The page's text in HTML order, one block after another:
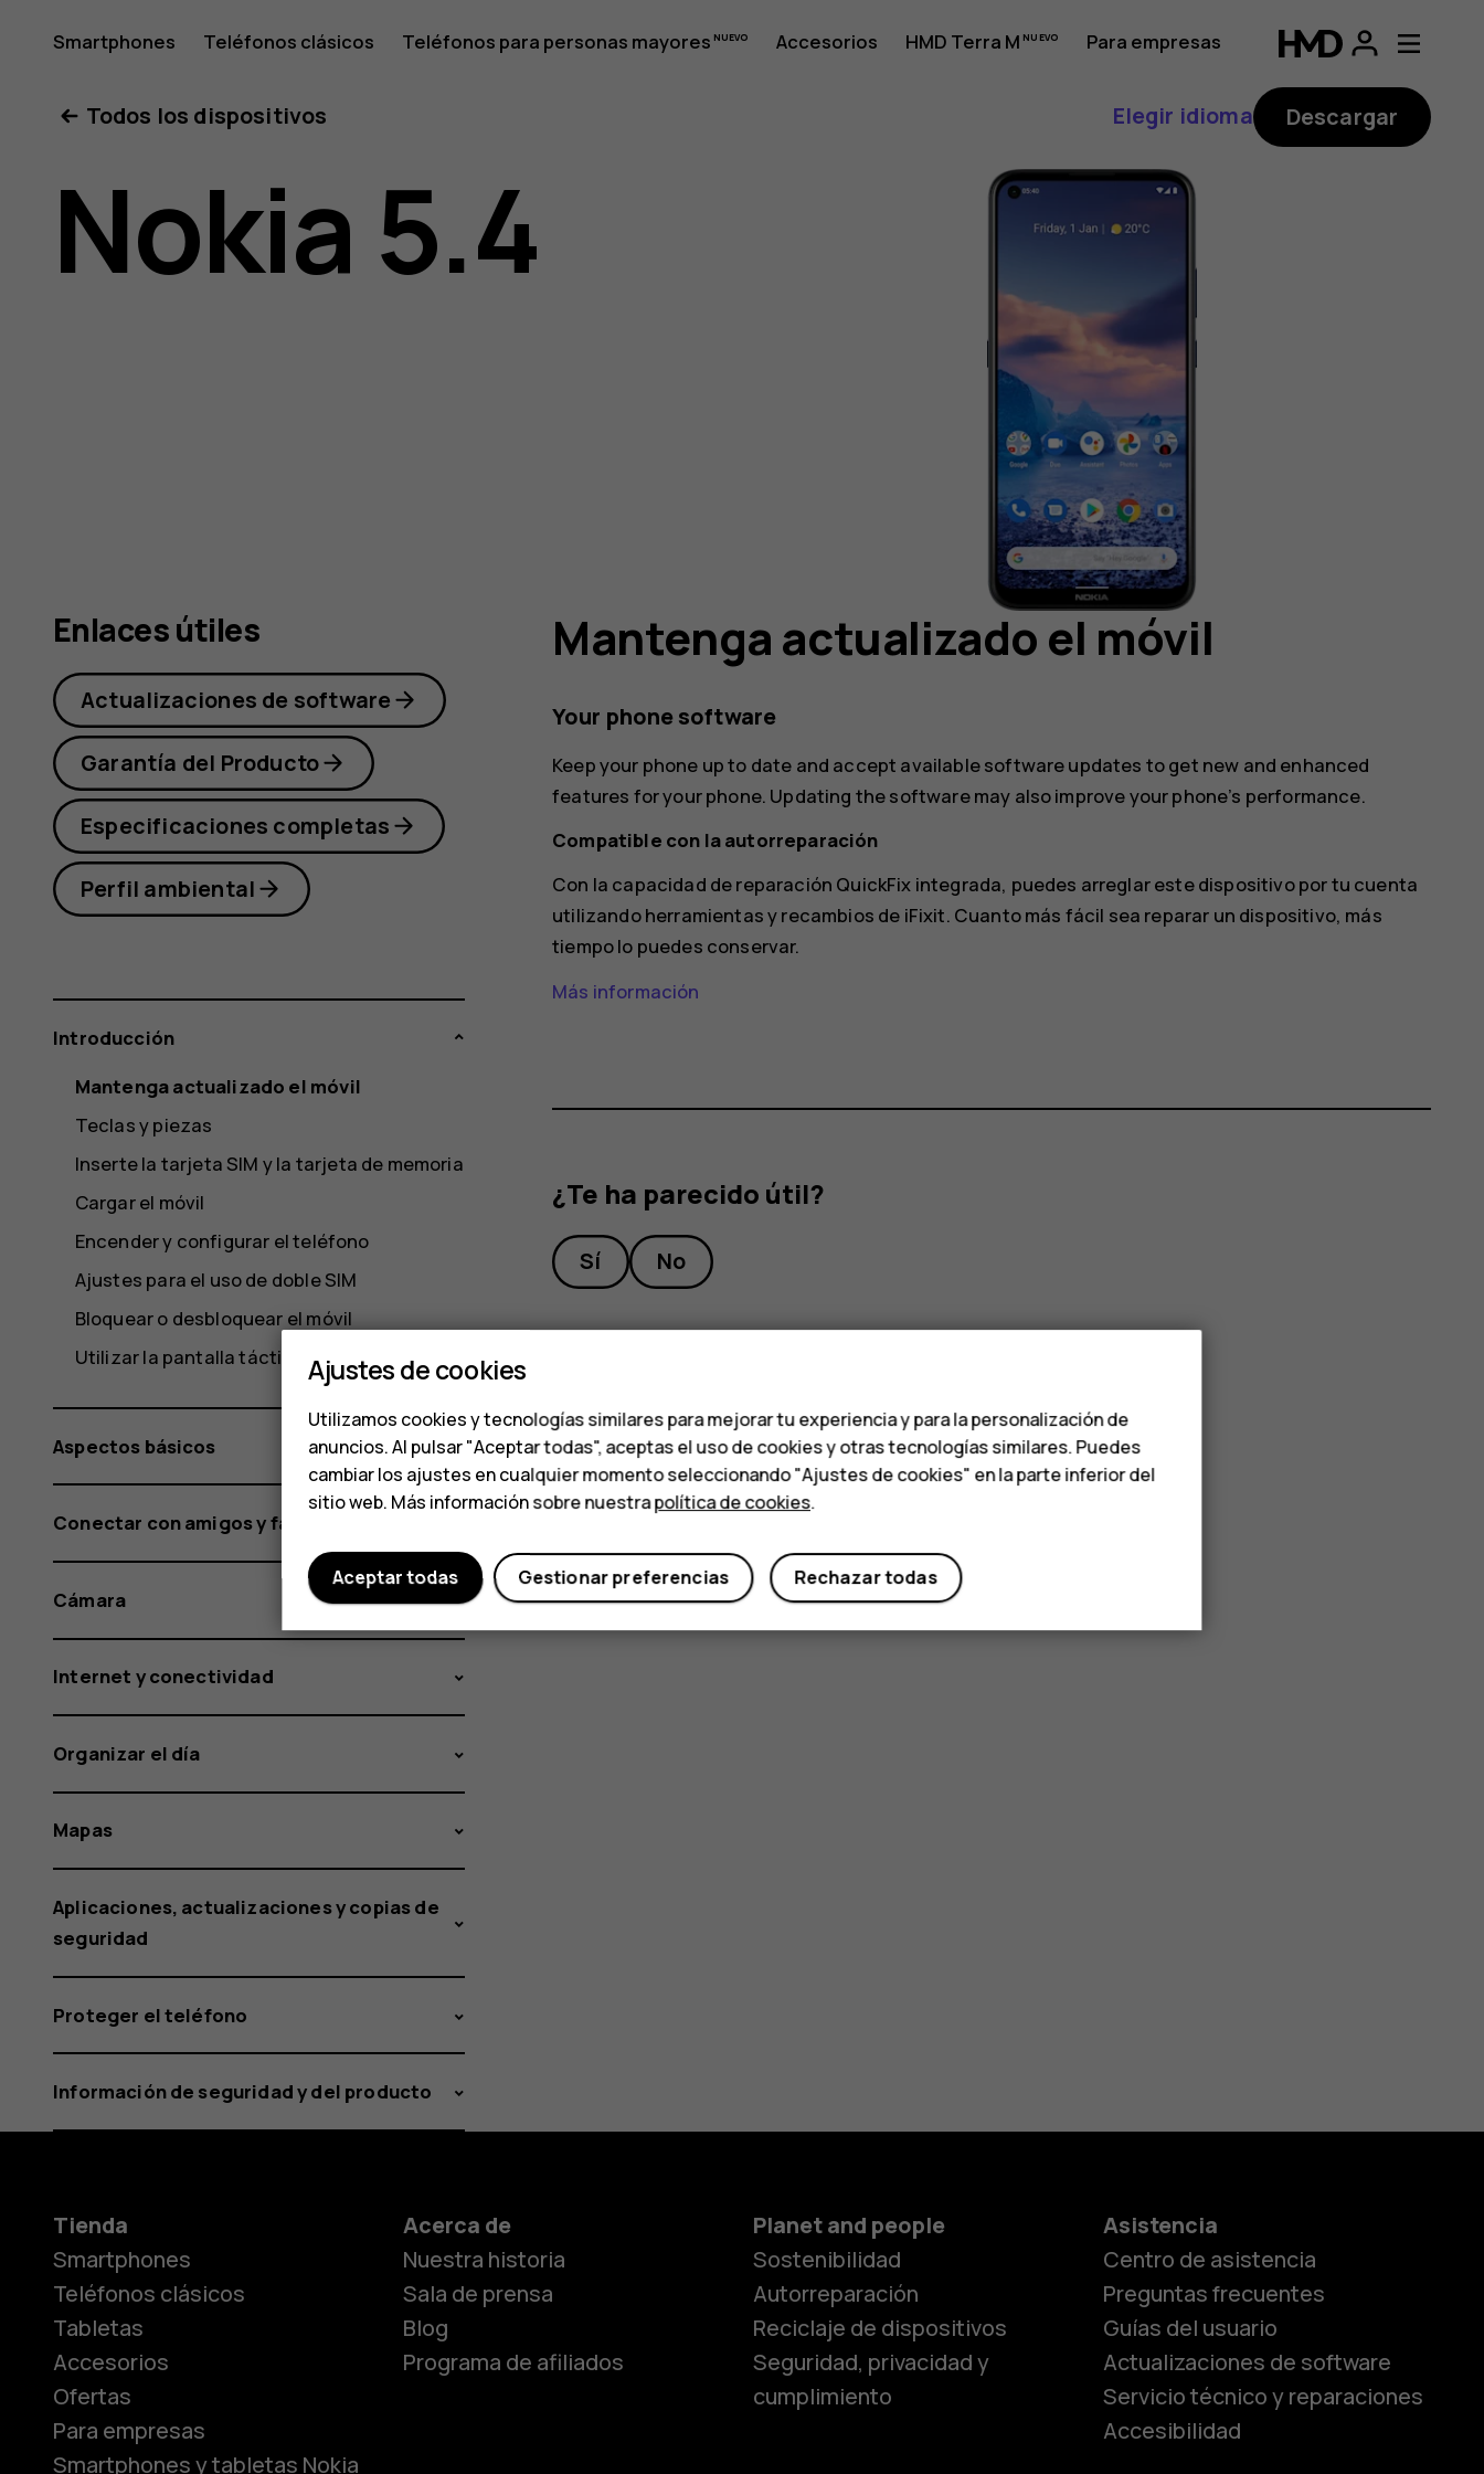
Guía
del
usuario
5.4
Smartphones Teléfonos clásicos Teléfonos para personas mayores Accesorios HMD Terra M
Para empresas
Smartphones
Teléfonos clásicos
Teléfonos para
Todos los dispositivos
Elegir idioma Descargar
Nokia 5.4
Mantenga actualizado el móvil
Your phone software
Keep your phone up to date and accept available software updates to get new and enhanced
features for your phone. Updating the software may also improve your phone’s performance.
Compatible con la autorreparación
Con la capacidad de reparación QuickFix integrada, puedes arreglar este dispositivo por tu cuenta
utilizando herramientas y recambios de iFixit. Cuanto más fácil sea reparar un dispositivo, más
tiempo lo puedes conservar.
Más información
¿Te ha parecido útil?
Sí No
Enlaces útiles
Actualizaciones de software
Garantía del Producto
Especificaciones completas
Perfil ambiental
Introducción
Mantenga actualizado el móvil
Teclas y piezas
Inserte la tarjeta SIM y la tarjeta de memoria
Cargar el móvil
Encender y configurar el teléfono
Ajustes para el uso de doble SIM
Bloquear o desbloquear el móvil
Utilizar la pantalla táctil
Aspectos básicos
Conectar con amigos y familia
Cámara
Internet y conectividad
Organizar el día
Mapas
Aplicaciones, actualizaciones y copias de
seguridad
Proteger el teléfono
Información de seguridad y del producto
Tienda
Smartphones
Teléfonos clásicos
Tabletas
Accesorios
Ofertas
Para empresas
Smartphones y tabletas Nokia
Acerca de
Nuestra historia
Sala de prensa
Blog
Programa de afiliados
Planet and people
Sostenibilidad
Autorreparación
Reciclaje de dispositivos
Seguridad, privacidad y
cumplimiento
Asistencia
Centro de asistencia
Preguntas frecuentes
Guías del usuario
Actualizaciones de software
Servicio técnico y reparaciones
Accesibilidad
Ajustes de cookies
Utilizamos cookies y tecnologías similares para mejorar tu experiencia y para la personalización de
anuncios. Al pulsar "Aceptar todas", aceptas el uso de cookies y otras tecnologías similares. Puedes
cambiar los ajustes en cualquier momento seleccionando "Ajustes de cookies" en la parte inferior del
sitio web. Más información sobre nuestrapolítica de cookies.
Rechazar todas
Gestionar preferencias
Aceptar todas